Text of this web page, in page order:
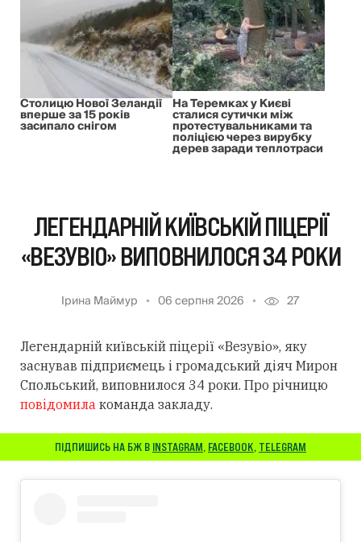
Столицю Нової Зеландії
вперше за 15 років
засипало снігом
На Теремках у Києві
сталися сутички між
протестувальниками та
поліцією через вирубку
дерев заради теплотраси
ЛЕГЕНДАРНІЙ КИЇВСЬКІЙ ПІЦЕРІЇ
«ВЕЗУВІО» ВИПОВНИЛОСЯ 34 РОКИ
Ірина Маймур 06 серпня 2026 27
Легендарній київській піцерії «Везувіо», яку
заснував підприємець і громадський діяч Мирон
Спольський, виповнилося 34 роки. Про річницю
повідомила команда закладу.
ПІДПИШИСЬ НА БЖ В INSTAGRAM, FACEBOOK, TELEGRAM